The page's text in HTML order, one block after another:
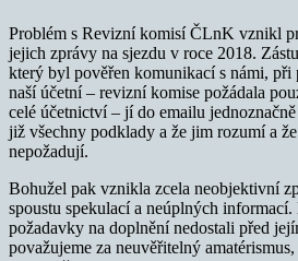
Problém s Revizní komisí ČLnK vznikl
jejich zprávy na sjezdu v roce 2018.
který byl pověřen komunikací s námi, při
naší účetní – revizní komise požádala
celé účetnictví – jí do emailu
již všechny podklady a že jim rozumí a
nepožadují.
Bohužel pak vznikla zcela neobjektivní
spoustu spekulací a neúplných
požadavky na doplnění nedostali před
považujeme za neuvěřitelný